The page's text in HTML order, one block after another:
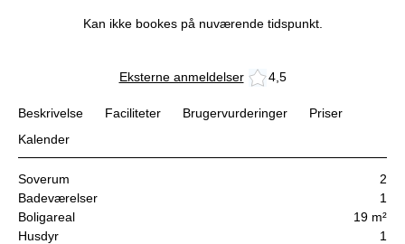
Kan ikke bookes på nuværende tidspunkt.
Eksterne anmeldelser 4,5
Beskrivelse Faciliteter Brugervurderinger
Priser
Kalender
Soverum
2
Badeværelser
1
Boligareal
19 m²
Husdyr
1